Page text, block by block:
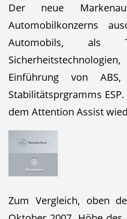
Der neue
Automobilkonzerns
Automobils, als
Einführung von
Stabilitätsprgramms
dem Attention Assist
Zum Vergleich, oben